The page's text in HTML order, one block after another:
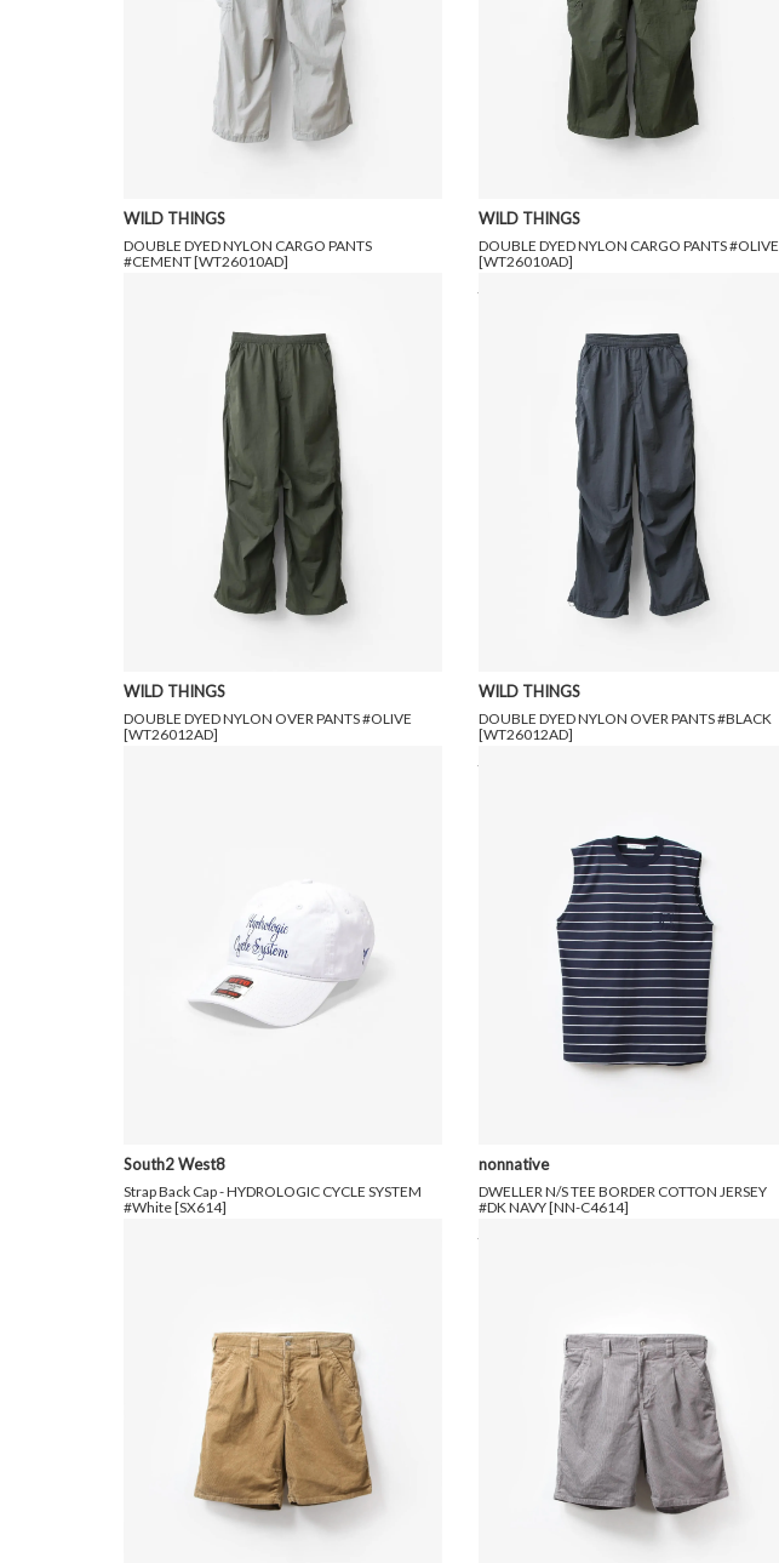
WILD THINGS
DOUBLE DYED NYLON CARGO PANTS
#CEMENT [WT26010AD]
WILD THINGS
DOUBLE DYED NYLON CARGO PANTS #OLIVE
[WT26010AD]
22,000円(税込)
WILD THINGS
DOUBLE DYED NYLON OVER PANTS #OLIVE
[WT26012AD]
WILD THINGS
DOUBLE DYED NYLON OVER PANTS #BLACK
[WT26012AD]
20,900円(税込)
South2 West8
Strap Back Cap - HYDROLOGIC CYCLE SYSTEM
#White [SX614]
nonnative
DWELLER N/S TEE BORDER COTTON JERSEY
#DK NAVY [NN-C4614]
16,280円(税込)